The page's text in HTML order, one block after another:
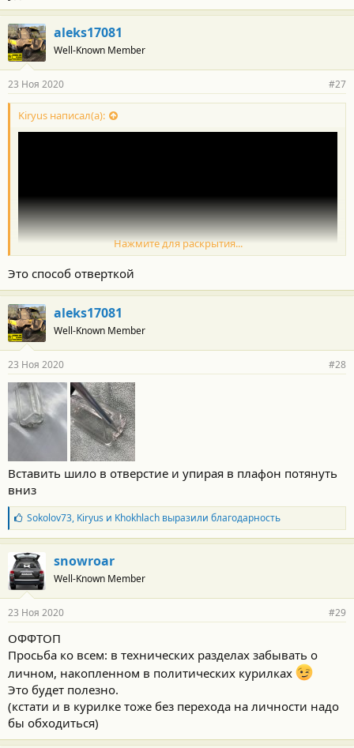
а то деятели вот так меняют. Я чето побочлся так делать. Щас
пойду пробовать
aleks17081
Well-Known Member
23 Ноя 2020 #27
Kiryus написал(а):
а то деятели вот так меняют. Я чето побочлся так делать. Щас
пойду пробовать
Нажмите для раскрытия...
Это способ отверткой
aleks17081
Well-Known Member
23 Ноя 2020 #28
Вставить шило в отверстие и упирая в плафон потянуть
вниз
Б
л
а
г
о
д
а
н
с
т
и
:
Sokolov73, Kiryus и Khokhlachвыразили благодарность
snowroar
Well-Known Member
23 Ноя 2020 #29
ОФФТОП
Просьба ко всем: в технических разделах забывать о
личном, накопленном в политических курилках
Это будет полезно.
(кстати и в курилке тоже без перехода на личности надо
бы обходиться)